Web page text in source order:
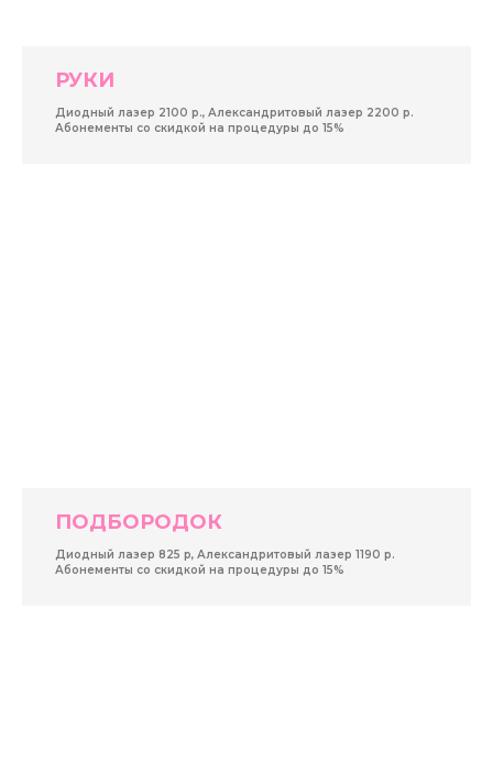
РУКИ
Диодный лазер 2100 р., Александритовый лазер 2200 р.
Абонементы со скидкой на процедуры до 15%
ПОДБОРОДОК
Диодный лазер 825 р, Александритовый лазер 1190 р.
Абонементы со скидкой на процедуры до 15%